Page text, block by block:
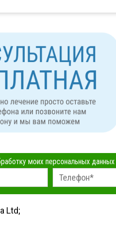
моих персональных данных
Ltd;